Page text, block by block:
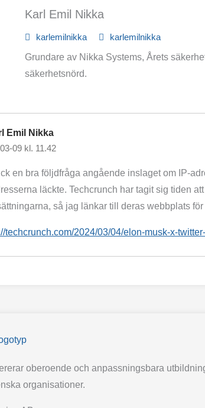
Karl Emil Nikka
karlemilnikka
karlemilnikka
Grundare av Nikka Systems, Årets
säkerhetsnörd.
Emil Nikka
09 kl. 11.42
en bra följdfråga angående inslaget om IP-
läckte. Techcrunch har tagit sig tiden
så jag länkar till deras webbplats för
techcrunch.com/2024/03/04/elon-musk-x-
oberoende och anpassningsbara
organisationer.